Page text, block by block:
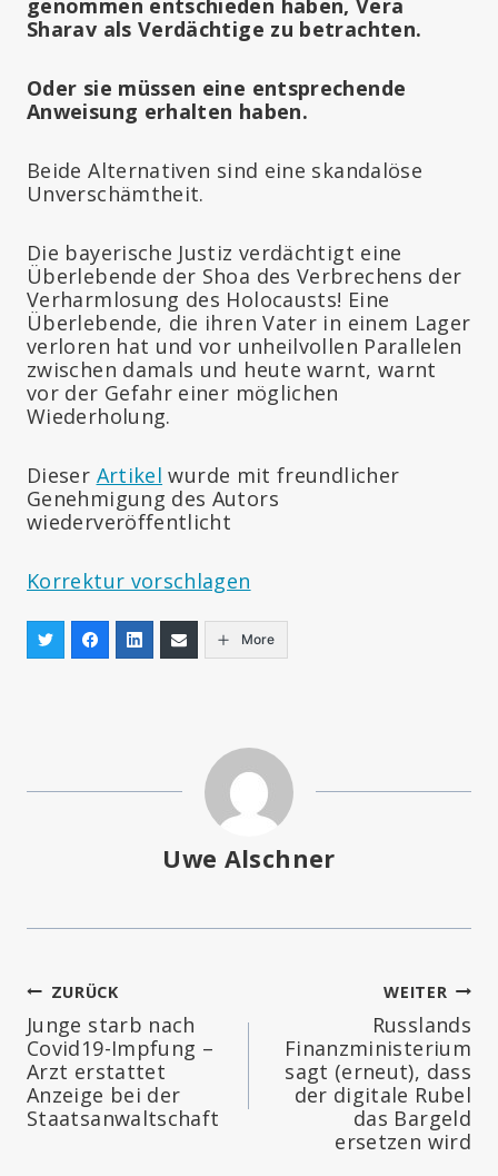
Sharav als Verdächtige zu betrachten.
Oder sie müssen eine entsprechende
Anweisung erhalten haben.
Beide Alternativen sind eine skandalöse
Unverschämtheit.
Die bayerische Justiz verdächtigt eine
Überlebende der Shoa des Verbrechens der
Verharmlosung des Holocausts! Eine
Überlebende, die ihren Vater in einem Lager
verloren hat und vor unheilvollen Parallelen
zwischen damals und heute warnt, warnt
vor der Gefahr einer möglichen
Wiederholung.
Dieser Artikel wurde mit freundlicher
Genehmigung des Autors
wiederveröffentlicht
Korrektur vorschlagen
More
Uwe Alschner
Beitragsnavigation
ZURÜCK
Junge starb nach
Covid19-Impfung –
Arzt erstattet
Anzeige bei der
Staatsanwaltschaft
WEITER
Russlands
Finanzministerium
sagt (erneut), dass
der digitale Rubel
das Bargeld
ersetzen wird